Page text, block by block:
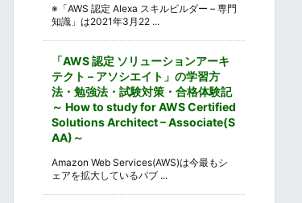
※「AWS 認定 Alexa スキルビルダー – 専門
知識」は2021年3月22 ...
「AWS 認定 ソリューションアーキ
テクト – アソシエイト」の学習方
法・勉強法・試験対策・合格体験記
～ How to study for AWS Certified
Solutions Architect – Associate(S
AA)～
Amazon Web Services(AWS)は今最もシ
ェアを拡大しているパブ ...